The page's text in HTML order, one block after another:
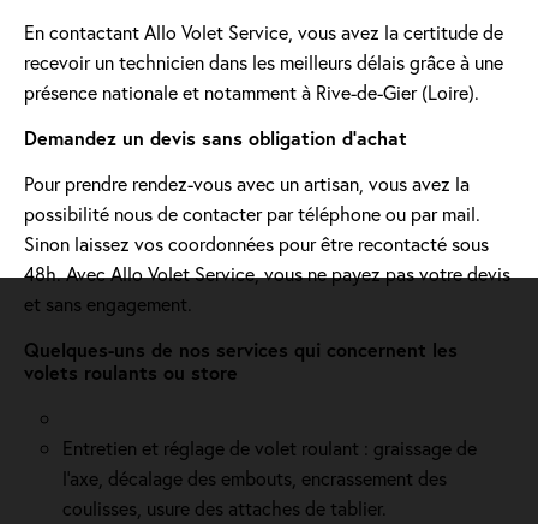
En contactant Allo Volet Service, vous avez la certitude de
recevoir un technicien dans les meilleurs délais grâce à une
présence nationale et notamment à Rive-de-Gier (Loire).
Demandez un devis sans obligation d'achat
Pour prendre rendez-vous avec un artisan, vous avez la
possibilité nous de contacter par téléphone ou par mail.
Sinon laissez vos coordonnées pour être recontacté sous
48h. Avec Allo Volet Service, vous ne payez pas votre devis
et sans engagement.
Quelques-uns de nos services qui concernent les
volets roulants ou store
Entretien et réglage de volet roulant : graissage de
l’axe, décalage des embouts, encrassement des
coulisses, usure des attaches de tablier.